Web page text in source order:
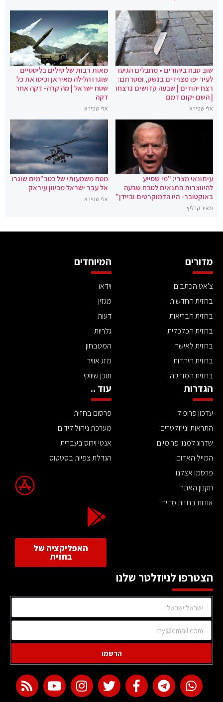
שוב טבח ביהודים • מחבלים הגיעו
לעיר יפו מצוידים בנשק, ומטרתם:
רצח יהודים | שבעה קדושים נרצחו
| השם יקום דמם
אלי שפירא
מאות רבות של טילים בליסטיים
שוגרו הלילה מאיראן וכיסו את כל
שטח ישראל | מה קרה- דקה אחר
דקה
אלי שפירא
עיתונאי מצרי: "מי שסייע
להיווצרות התנאים לטבח שבעה
באוקטובר- היו הדמוקרטים וביידן"
מאיר קרליץ
מטח משמעותי של כטב"מים שוגרו
אל עבר ישראל מכיוון עיראק
אלי שפירא
מדורים
צ'אט הכתבים
בחזית החדשות
בחזית הבריאות
בחזית הכלכלית
בחזית לאישה
בחזית היהדות
בחזית המוזיקה
המיוחדים
וידאו
מגזין
דעות
גלריות
המטבחון
מזג אוויר
תוכן שיווקי
הגדרות
עדכון פרופיל
התראות וניוזלטרים
שדרוג למנוי פרימיום
המייל האדום
פרסמו אצלנו
תקנון האתר
אודות בחזית מדיה
עוד ..
פרסום בחזית
מערכת ניהול לידים
אנטי וירוס בעברית
הגדלת צפיות בסטטוס
האפליקציה של
בחזית
הצטרפו לניוזלטר שלנו
הרשמו